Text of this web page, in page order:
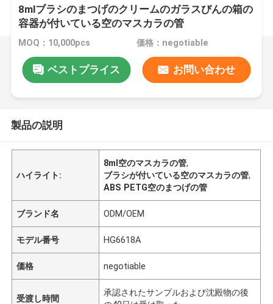
8mlブラシのまつげのクリームのガラスびんの箱の
容器が付いている空のマスカラの管
MOQ：10,000pcs 価格：negotiable
ベストプライス お問い合わせ
製品の説明
ハイライト:
8ml空のマスカラの管,
ブラシが付いている空のマスカラの管,
ABS PETG空のまつげの管
ブランド名 ODM/OEM
モデル番号 HG6618A
価格 negotiable
受渡し時間
承認されたサンプルおよび沈殿物の後